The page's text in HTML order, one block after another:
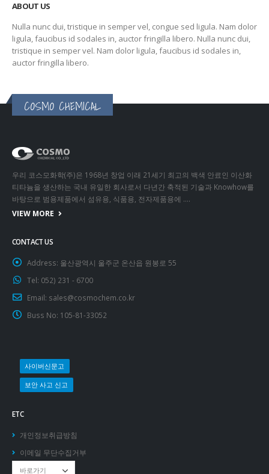
ABOUT US
Nulla nunc dui, tristique in semper vel, congue sed ligula. Nam dolor
ligula, faucibus id sodales in, auctor fringilla libero. Nulla nunc dui,
tristique in semper vel. Nam dolor ligula, faucibus id sodales in,
auctor fringilla libero.
COSMO CHEMICAL
우리 코스모화학(주)은 1968년 창업 이래 21세기 최고의 백색 안료인 이산화
티타늄을 생산하는 국내 유일한 회사로서 다년간 축적된 기술과 Knowhow를
바탕으로 범용제품에서 섬유용, 식품용, 전자제품용에 ….
VIEW MORE
CONTACT US
Address: 울산광역시 울주군 온산읍 원봉로 55
Tel: 052) 231 - 6700
Email: sales@cosmochem.co.kr
Buss No: 105-81-33052
사이버신문고
보안 사고 신고
ETC
개인정보취급방침
이메일 무단수집거부